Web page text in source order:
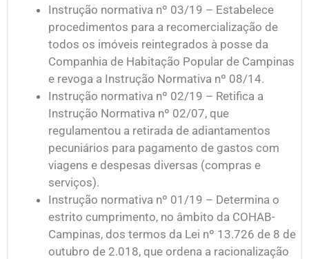
Instrução normativa nº 03/19 – Estabelece
procedimentos para a recomercialização de
todos os imóveis reintegrados à posse da
Companhia de Habitação Popular de Campinas
e revoga a Instrução Normativa nº 08/14.
Instrução normativa nº 02/19 – Retifica a
Instrução Normativa nº 02/07, que
regulamentou a retirada de adiantamentos
pecuniários para pagamento de gastos com
viagens e despesas diversas (compras e
serviços).
Instrução normativa nº 01/19 – Determina o
estrito cumprimento, no âmbito da COHAB-
Campinas, dos termos da Lei nº 13.726 de 8 de
outubro de 2.018, que ordena a racionalização